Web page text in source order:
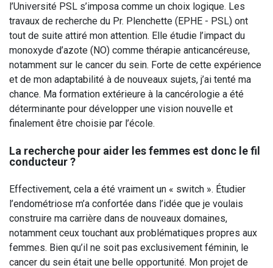
l’Université PSL s’imposa comme un choix logique. Les
travaux de recherche du Pr. Plenchette (EPHE - PSL) ont
tout de suite attiré mon attention. Elle étudie l’impact du
monoxyde d’azote (NO) comme thérapie anticancéreuse,
notamment sur le cancer du sein. Forte de cette expérience
et de mon adaptabilité à de nouveaux sujets, j’ai tenté ma
chance. Ma formation extérieure à la cancérologie a été
déterminante pour développer une vision nouvelle et
finalement être choisie par l’école.
La recherche pour aider les femmes est donc le fil
conducteur ?
Effectivement, cela a été vraiment un « switch ». Étudier
l’endométriose m’a confortée dans l’idée que je voulais
construire ma carrière dans de nouveaux domaines,
notamment ceux touchant aux problématiques propres aux
femmes. Bien qu’il ne soit pas exclusivement féminin, le
cancer du sein était une belle opportunité. Mon projet de